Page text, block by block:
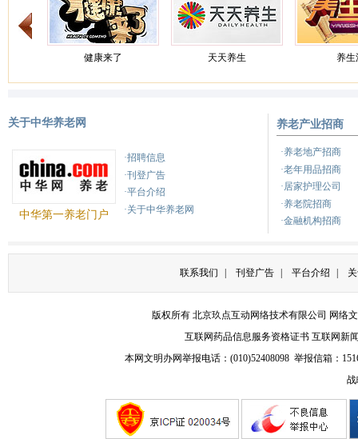
健康来了 天天养生 养生
关于中华养老网
中华第一养老门户
·招聘信息
·刊登广告
·平台介绍
·关于中华养老网
养老产业招商
·养老地产招商
·老年用品招商
·居家护理公司
·养老院招商
·金融机构招商
联系我们 刊登广告 平台介绍
版权所有 北京玖点互动网络技术有限公司 网络
互联网药品信息服务资格证书 互联网新
本网文明办网举报电话：(010)52408098 举报信箱：